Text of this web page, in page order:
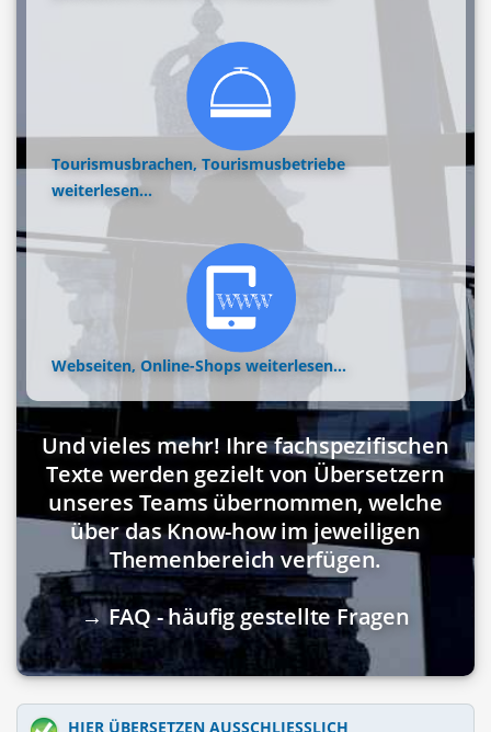
Tourismusbrachen, Tourismusbetriebe
weiterlesen...
Webseiten, Online-Shops weiterlesen...
Und vieles mehr! Ihre fachspezifischen
Texte werden gezielt von Übersetzern
unseres Teams übernommen, welche
über das Know-how im jeweiligen
Themenbereich verfügen.
→ FAQ - häufig gestellte Fragen
HIER ÜBERSETZEN AUSSCHLIESSLICH M